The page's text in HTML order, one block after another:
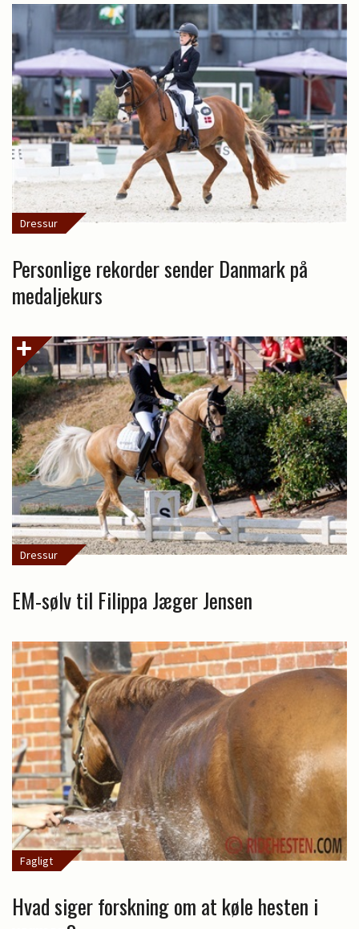
Dressur
Personlige rekorder sender Danmark på
medaljekurs
Dressur
EM-sølv til Filippa Jæger Jensen
Fagligt
Hvad siger forskning om at køle hesten i